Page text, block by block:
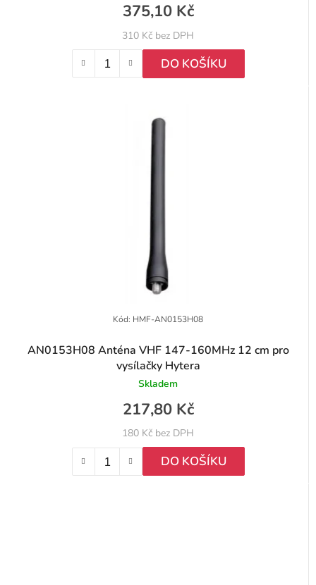
310 Kč bez DPH
375,10 Kč
DO KOŠÍKU
AN0153H08 Anténa VHF 147-160MHz 12 cm pro
vysílačky Hytera
Skladem
180 Kč bez DPH
217,80 Kč
DO KOŠÍKU
Kód: HMF-AN0153H08